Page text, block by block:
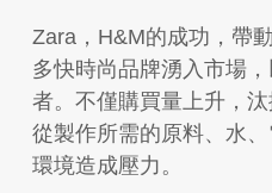
Zara，H&M的成功，帶
多快時尚品牌湧入市場
者。不僅購買量上升，汰
從製作所需的原料、水
環境造成壓力。